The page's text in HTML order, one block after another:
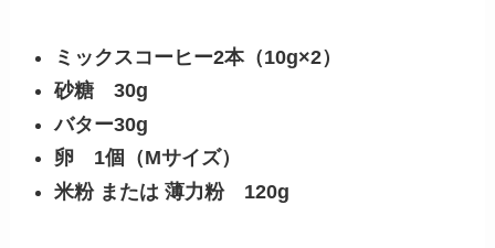
ミックスコーヒー2本（10g×2）
砂糖 30g
バター30g
卵 1個（Mサイズ）
米粉 または 薄力粉 120g